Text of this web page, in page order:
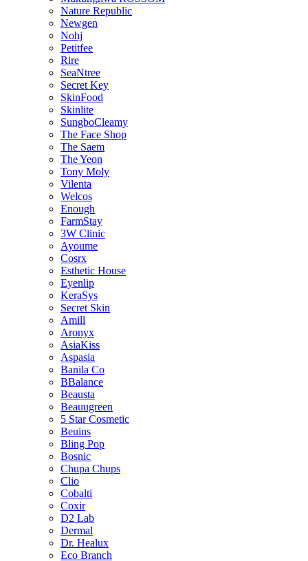
Nature Republic
Newgen
Nohj
Petitfee
Rire
SeaNtree
Secret Key
SkinFood
Skinlite
SungboCleamy
The Face Shop
The Saem
The Yeon
Tony Moly
Vilenta
Welcos
Enough
FarmStay
3W Clinic
Ayoume
Cosrx
Esthetic House
Eyenlip
KeraSys
Secret Skin
Amill
Aronyx
AsiaKiss
Aspasia
Banila Co
BBalance
Beausta
Beauugreen
5 Star Cosmetic
Beuins
Bling Pop
Bosnic
Chupa Chups
Clio
Cobalti
Coxir
D2 Lab
Dermal
Dr. Healux
Eco Branch